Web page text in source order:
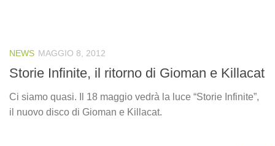
NEWS MAGGIO 8, 2012
Storie Infinite, il ritorno di Gioman e Killacat
Ci siamo quasi. Il 18 maggio vedrà la luce “Storie Infinite”,
il nuovo disco di Gioman e Killacat.